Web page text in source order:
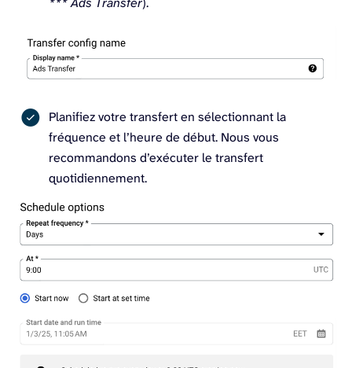
Planifiez votre transfert en sélectionnant la
fréquence et l’heure de début. Nous vous
recommandons d’exécuter le transfert
quotidiennement.